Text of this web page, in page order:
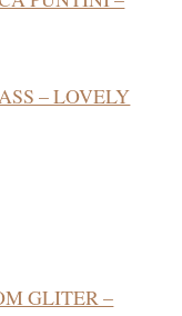
– LOVELY
GLITER –